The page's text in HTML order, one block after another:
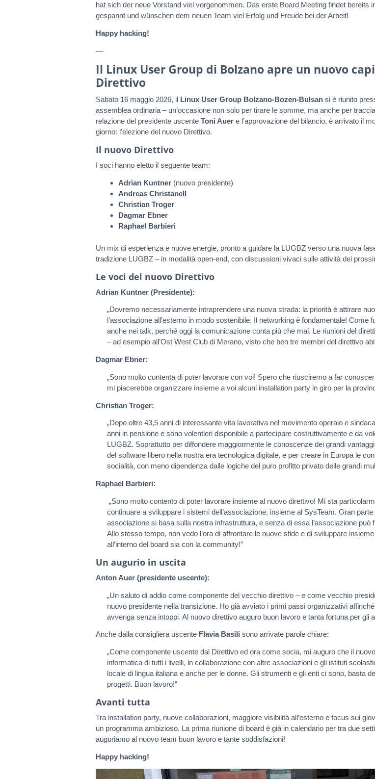
hat sich der neue Vorstand viel vorgenommen. Das erste Board Meeting findet bereits
gespannt und wünschen dem neuen Team viel Erfolg und Freude bei der Arbeit!
Happy hacking!
—
Il Linux User Group di Bolzano apre un nuovo
Direttivo
Sabato 16 maggio 2026, il Linux User Group Bolzano-Bozen-Bulsan si è riunito
assemblea ordinaria – un’occasione non solo per tirare le somme, ma anche per
relazione del presidente uscente Toni Auer e l’approvazione del bilancio, è arrivato il
giorno: l’elezione del nuovo Direttivo.
Il nuovo Direttivo
I soci hanno eletto il seguente team:
Adrian Kuntner(nuovo presidente)
Andreas Christanell
Christian Troger
Dagmar Ebner
Raphael Barbieri
Un mix di esperienza e nuove energie, pronto a guidare la LUGBZ verso una nuova
tradizione LUGBZ – in modalità open-end, con discussioni vivaci sulle attività dei
Le voci del nuovo Direttivo
Adrian Kuntner (Presidente):
„Dovremo necessariamente intraprendere una nuova strada: la priorità è attirare
l’associazione all’esterno in modo sostenibile. Il networking è fondamentale! Come
anche nei talk, perché oggi la comunicazione conta più che mai. Le riunioni del
– ad esempio all’Ost West Club di Merano, visto che ben tre membri del direttivo
Dagmar Ebner:
„Sono molto contenta di poter lavorare con voi! Spero che riusciremo a far
mi piacerebbe organizzare insieme a voi alcuni installation party in giro per la
Christian Troger:
„Dopo oltre 43,5 anni di interessante vita lavorativa nel movimento operaio e
anni in pensione e sono volentieri disponibile a partecipare costruttivamente e da
LUGBZ. Soprattutto per diffondere maggiormente le conoscenze dei grandi
del software libero nella nostra era tecnologica digitale, e per creare in Europa le
socialità, con meno dipendenza dalle logiche del puro profitto privato delle grandi
Raphael Barbieri:
„Sono molto contento di poter lavorare insieme al nuovo direttivo! Mi sta
continuare a sviluppare i sistemi dell’associazione, insieme al SysTeam. Gran
associazione si basa sulla nostra infrastruttura, e senza di essa l’associazione può
Allo stesso tempo, non vedo l’ora di affrontare le nuove sfide e di sviluppare
all’interno del board sia con la community!”
Un augurio in uscita
Anton Auer (presidente uscente):
„Un saluto di addio come componente del vecchio direttivo – e come vecchio
nuovo presidente nella transizione. Ho già avviato i primi passi organizzativi
avvenga senza intoppi. Al nuovo direttivo auguro buon lavoro e tanta fortuna per gli
Anche dalla consigliera uscente Flavia Basili sono arrivate parole chiare:
„Come componente uscente dal Direttivo ed ora come socia, mi auguro che il
informatica di tutti i livelli, in collaborazione con altre associazioni e gli istituti
locale di lingua italiana e anche per le donne. Gli strumenti e gli enti ci sono, basta
progetti. Buon lavoro!”
Avanti tutta
Tra installation party, nuove collaborazioni, maggiore visibilità all’esterno e focus sui
un programma ambizioso. La prima riunione di board è già in calendario per tra due
auguriamo al nuovo team buon lavoro e tante soddisfazioni!
Happy hacking!